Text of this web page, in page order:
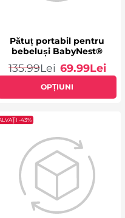
Pătuț portabil pentru
bebeluși BabyNest®
135.99Lei 69.99Lei
OPȚIUNI
-43%